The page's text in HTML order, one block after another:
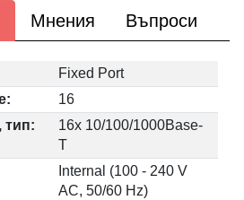
Мнения Въпроси
Fixed Port
16
тип:
16x 10/100/1000Base-
T
Internal (100 - 240 V
AC, 50/60 Hz)